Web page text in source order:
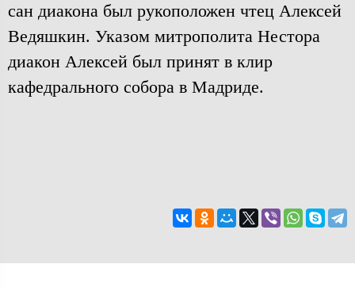
сан диакона был рукоположен чтец Алексей
Ведяшкин. Указом митрополита Нестора
диакон Алексей был принят в клир
кафедрального собора в Мадриде.